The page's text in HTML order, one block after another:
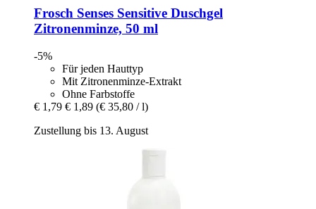
Frosch Senses Sensitive Duschgel
Zitronenminze, 50 ml
-5%
Für jeden Hauttyp
Mit Zitronenminze-Extrakt
Ohne Farbstoffe
€ 1,79 € 1,89 (€ 35,80 / l)
Zustellung bis 13. August